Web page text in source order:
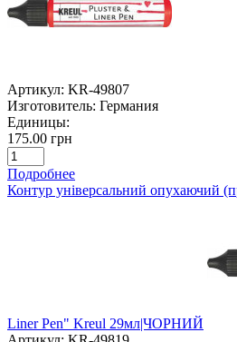
Артикул: KR-49807
Изготовитель: Германия
Единицы:
175.00 грн
Подробнее
Контур універсальний опухаючий
Liner Pen" Kreul 29мл|ЧОРНИЙ